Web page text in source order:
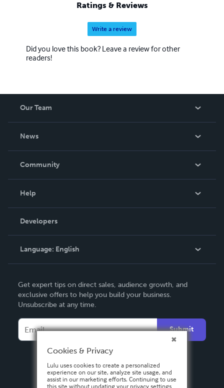
Ratings & Reviews
Write a review
Did you love this book? Leave a review for other
readers!
Our Team
News
In The News
Community
Podcast
Help
Order Lookup
Knowledge Base
Contact Support
Developers
Language: English
Deutsch
Français
Español
Get expert tips on direct sales, audience growth, and
exclusive offers to help you build your business.
Unsubscribe at any time.
Submit
Cookies & Privacy
Lulu uses cookies to create a personalized
experience on our site, analyze site usage, and
assist in our marketing efforts. Continuing to use
this site without updating your privacy settings